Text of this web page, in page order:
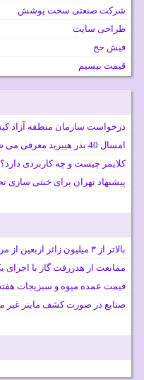
شرکت صنعتی سخت پوشش
طراحی سایت
فیش حج
قیمت بیسیم
درخواست سازمان منطقه آزاد
امسال 40 بذر هیبرید معرفی می شود
کلایمر چیست و چه کاربردی دارد؟
پیشنهاد تهران برای خنثی سازی
بالاتر از ۳ میلیون زائر اربعین از مرزهای زمینی کشور خارج شدند
ممانعت از هدررفت گاز با
قیمت عمده میوه و سبزیجات
صنایع در صورت کشف ماینر غیر